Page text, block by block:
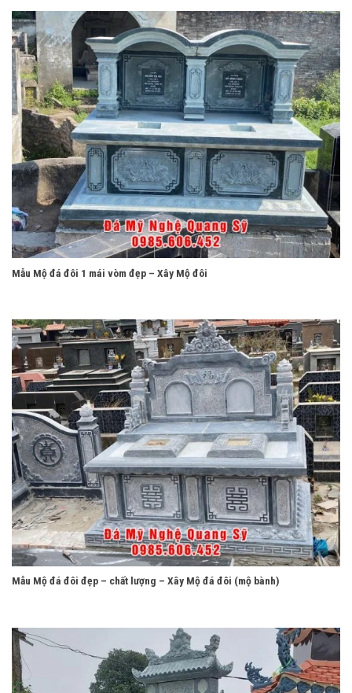
Mẫu Mộ đá đôi 1 mái vòm đẹp – Xây Mộ đôi
Mẫu Mộ đá đôi đẹp – chất lượng – Xây Mộ đá đôi (mộ bành)